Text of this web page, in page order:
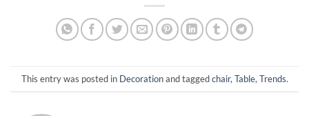
This entry was posted in Decorationand taggedchair, Table, Trends.